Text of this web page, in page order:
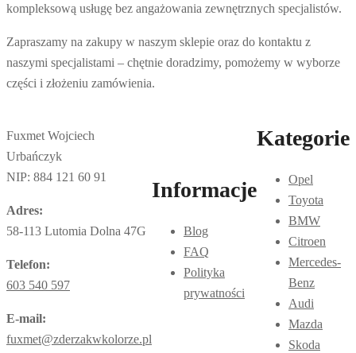
kompleksową usługę bez angażowania zewnętrznych specjalistów.
Zapraszamy na zakupy w naszym sklepie oraz do kontaktu z
naszymi specjalistami – chętnie doradzimy, pomożemy w wyborze
części i złożeniu zamówienia.
Fuxmet Wojciech
Urbańczyk
NIP: 884 121 60 91
Adres:
58-113 Lutomia Dolna 47G
Telefon:
603 540 597
E-mail:
fuxmet@zderzakwkolorze.pl
Informacje
Blog
FAQ
Polityka
prywatności
Kategorie
Opel
Toyota
BMW
Citroen
Mercedes-
Benz
Audi
Mazda
Skoda